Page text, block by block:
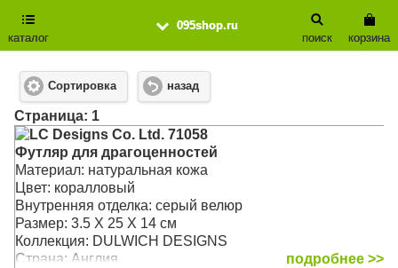
095shop.ru
каталог
корзина
поиск
Сортировка назад
Cтраница: 1
LC Designs Co. Ltd. 71058
Футляр для драгоценностей
Материал: натуральная кожа
Цвет: коралловый
Внутренняя отделка: серый велюр
Размер: 3.5 X 25 X 14 см
Коллекция: DULWICH DESIGNS
Страна: Англия
подробнее >>